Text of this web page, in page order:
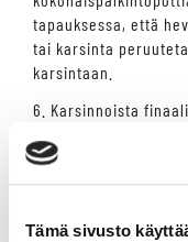
Tämä sivusto
tapauksessa, että
tai karsinta
karsintaan.
6. Karsinnoista
- Mikäli karsintoja
hevoset ovat
- Mikäli karsintoja
- Mikäli karsintoja